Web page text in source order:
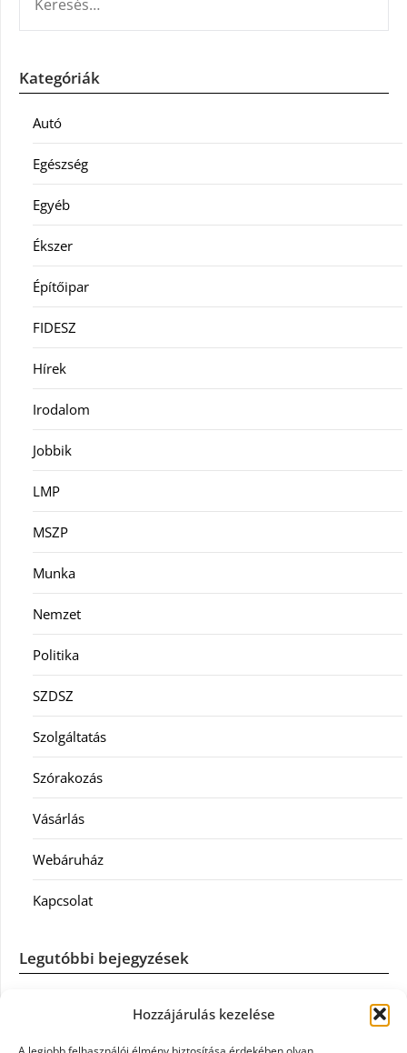
Hozzájárulás kezelése
Kategóriák
Autó
Egészség
Egyéb
Ékszer
Építőipar
FIDESZ
Hírek
Irodalom
Jobbik
LMP
MSZP
Munka
Nemzet
Politika
SZDSZ
Szolgáltatás
Szórakozás
Vásárlás
Webáruház
Kapcsolat
Legutóbbi bejegyzések
Casco szélvédőcsere: mikor éri meg a biztosítást igénybe